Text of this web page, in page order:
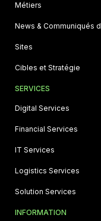
Métiers
News & Communiqués
Sites
Cibles et Stratégie
SERVICES
Digital Services
Financial Services
IT Services
Logistics Services
Solution Services
INFORMATION